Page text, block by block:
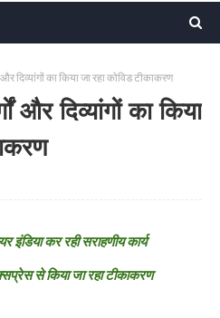
दिव्यांगों का किया जा रहा कोविड टीकाकरण
और दिव्यांगों का किया
इंडिया कर रही सराहणीय कार्य
से किया जा रहा टीकाकरण